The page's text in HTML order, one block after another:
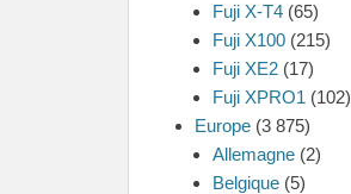
Fuji X-T4 (65)
Fuji X100 (215)
Fuji XE2 (17)
Fuji XPRO1 (102)
Europe (3 875)
Allemagne (2)
Belgique (5)